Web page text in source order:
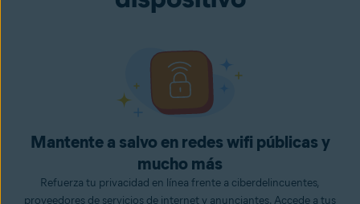
Mantente a salvo en redes wifi públicas y
mucho más
Refuerza tu privacidad en línea frente a ciberdelincuentes,
proveedores de servicios de internet y anunciantes. Accede a tus